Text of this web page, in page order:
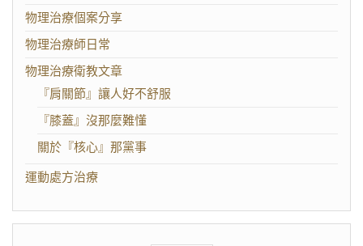
物理治療個案分享
物理治療師日常
物理治療衛教文章
『肩關節』讓人好不舒服
『膝蓋』沒那麼難懂
關於『核心』那黨事
運動處方治療